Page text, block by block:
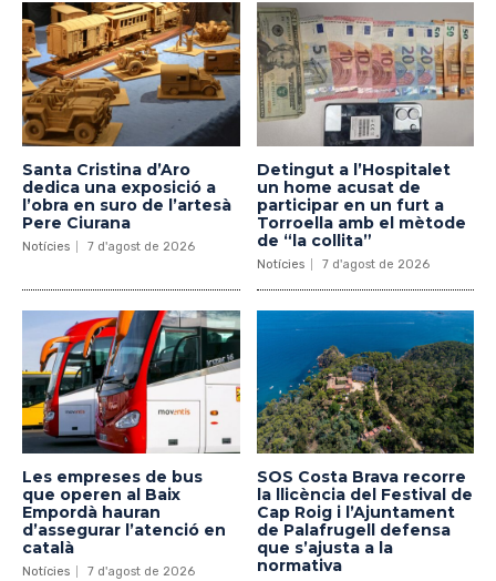
Santa Cristina d’Aro
dedica una exposició a
l’obra en suro de l’artesà
Pere Ciurana
Notícies 7 d'agost de 2026
Detingut a l’Hospitalet
un home acusat de
participar en un furt a
Torroella amb el mètode
de “la collita”
Notícies 7 d'agost de 2026
Les empreses de bus
que operen al Baix
Empordà hauran
d’assegurar l’atenció en
català
Notícies 7 d'agost de 2026
SOS Costa Brava recorre
la llicència del Festival de
Cap Roig i l’Ajuntament
de Palafrugell defensa
que s’ajusta a la
normativa